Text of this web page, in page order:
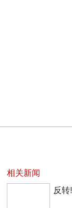
相关新闻
反